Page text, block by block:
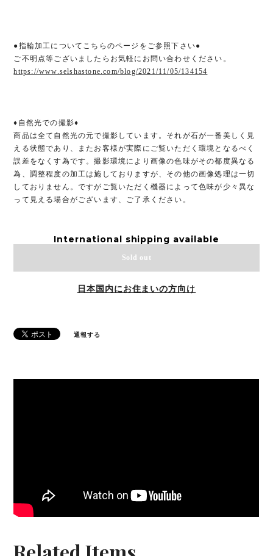
●指輪加工についてこちらのページをご参照下さい●
ご不明点等ございましたらお気軽にお問い合わせください。
https://www.selshastone.com/blog/2021/11/05/134154
♦︎自然光での撮影♦︎
商品は全て自然光の元で撮影しています。それが石が一番美しく見
える状態であり、またお客様が実際にご覧いただく環境となるべく
誤差をなくす為です。撮影環境により画像の色味がその都度異なる
為、調整程度の加工は施しておりますが、その他の画像処理は一切
しておりません。ですがご覧いただく機器によって色味が少々異な
って見える場合がございます、ご了承ください。
International shipping available
Sold out
日本国内にお住まいの方向け
通報する